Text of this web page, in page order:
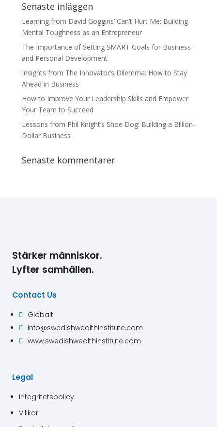
Senaste inläggen
Learning from David Goggins’ Can’t Hurt Me: Building
Mental Toughness as an Entrepreneur
The Importance of Setting SMART Goals for Business
and Personal Development
Insights from The Innovator’s Dilemma: How to Stay
Ahead in Business
How to Improve Your Leadership Skills and Empower
Your Team to Succeed
Lessons from Phil Knight’s Shoe Dog: Building a Billion-
Dollar Business
Senaste kommentarer
Stärker människor.
Lyfter samhällen.
Contact Us
 Globalt
 info@swedishwealthinstitute.com
 www.swedishwealthinstitute.com
Legal
Integritetspolicy
Villkor